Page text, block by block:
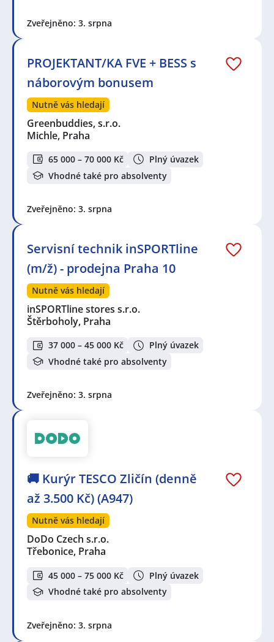
Zveřejněno: 3. srpna
PROJEKTANT/KA FVE + BESS s
náborovým bonusem
Nutně vás hledají
Greenbuddies, s.r.o.
Michle, Praha
65 000 – 70 000 Kč
Plný úvazek
Vhodné také pro absolventy
Zveřejněno: 3. srpna
Servisní technik inSPORTline
(m/ž) - prodejna Praha 10
Nutně vás hledají
inSPORTline stores s.r.o.
Štěrboholy, Praha
37 000 – 45 000 Kč
Plný úvazek
Vhodné také pro absolventy
Zveřejněno: 3. srpna
🚚 Kurýr TESCO Zličín (denně
až 3.500 Kč) (A947)
Nutně vás hledají
DoDo Czech s.r.o.
Třebonice, Praha
45 000 – 75 000 Kč
Plný úvazek
Vhodné také pro absolventy
Zveřejněno: 3. srpna